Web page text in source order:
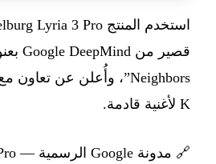
K لأغنية قادمة.
🔗 مدونة Google الرسمية — Lyria 3 Pro